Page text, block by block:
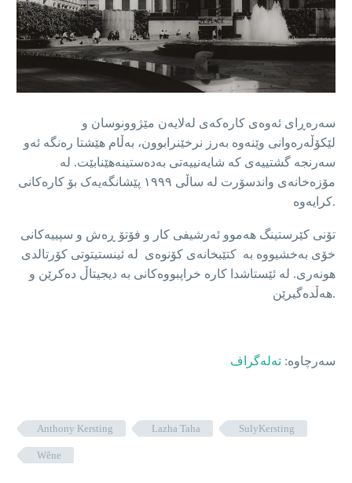
سەرەڕای ئەوەی کارەکەی لەلایەن مێژوونوسان و
لێکۆڵەرەوانی وێنەوە بەرز نرخێنرابوون، بەڵام هێشتا رەنگە ئەو
سەرنجە گشتییەی کە شایەنییەتی بەدەستینەهێنابێت. لە
مۆزەخانەی واندسۆرت لە ساڵی ١٩٩٩ پێشانگەیەک بۆ کارەکانی
کرایەوە.
تۆنی کێرستینگ هەموو ئەرشیفی کار و فۆتۆ ڕەش و سپییەکانی
خۆی بەخشیووە بە کتێبخانەی کۆنوەی لە ئینستیتوتی کۆرتالدی
هونەری. لە ئێستاشدا کارە خراپبووەکانی بە دیجیتاڵ دەکرێن و
هەڵدەگیرێن.
سەرچاوە: تەلەگراف
Anthony Kersting Lazha Taha SulyKersting
Wêne